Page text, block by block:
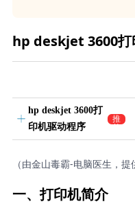
hp deskjet 3600打
hp deskjet 3600打
印机驱动程序
推
荐
（由金山毒霸-电脑医生，提
一、打印机简介